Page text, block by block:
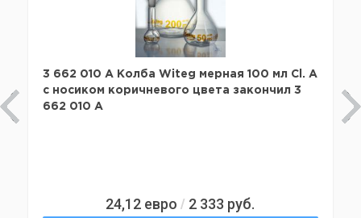
3 662 010 A Колба Witeg мерная 100 мл Cl. А
с носиком коричневого цвета закончил 3
662 010 A
24,12 евро / 2 333 руб.